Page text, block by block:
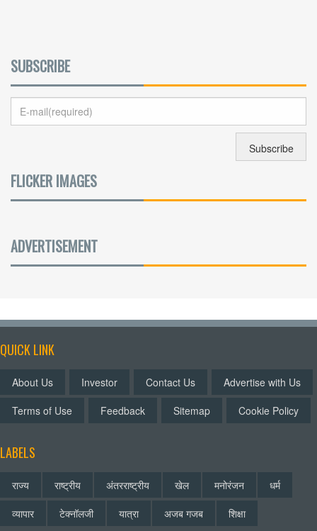
SUBSCRIBE
FLICKER IMAGES
ADVERTISEMENT
QUICK LINK
About Us Investor Contact Us
Advertise with Us
Terms of Use
Feedback Sitemap Cookie Policy
LABELS
राज्य राष्ट्रीय अंतरराष्ट्रीय खेल मनोरंजन
धर्म
व्यापार
टेक्नॉलजी यात्रा अजब गजब शिक्षा